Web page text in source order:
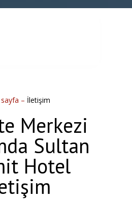
– İletişim
Merkezi
Sultan
Hotel